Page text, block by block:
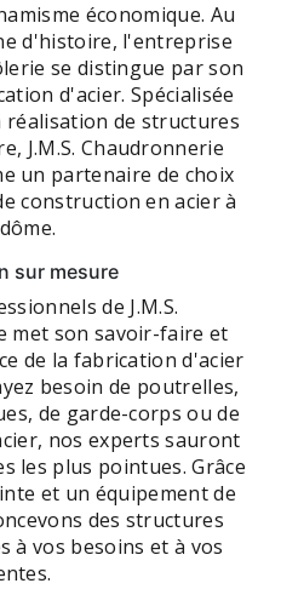
économique. Au
d'histoire, l'entreprise
se distingue par son
d'acier. Spécialisée
réalisation de structures
J.M.S. Chaudronnerie
un partenaire de choix
construction en acier à
sur mesure
de J.M.S.
met son savoir-faire et
de la fabrication d'acier
besoin de poutrelles,
de garde-corps ou de
nos experts sauront
les plus pointues. Grâce
et un équipement de
des structures
à vos besoins et à vos